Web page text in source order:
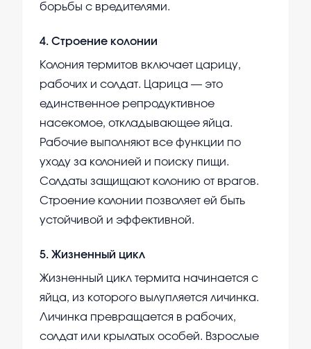
борьбы с вредителями.
4. Строение колонии
Колония термитов включает царицу,
рабочих и солдат. Царица — это
единственное репродуктивное
насекомое, откладывающее яйца.
Рабочие выполняют все функции по
уходу за колонией и поиску пищи.
Солдаты защищают колонию от врагов.
Строение колонии позволяет ей быть
устойчивой и эффективной.
5. Жизненный цикл
Жизненный цикл термита начинается с
яйца, из которого вылупляется личинка.
Личинка превращается в рабочих,
солдат или крылатых особей. Взрослые